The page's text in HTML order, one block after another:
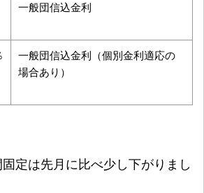
一般団信込金利
一般団信込金利（個別金利適応の
場合あり）
定は先月に比べ少し下がりまし